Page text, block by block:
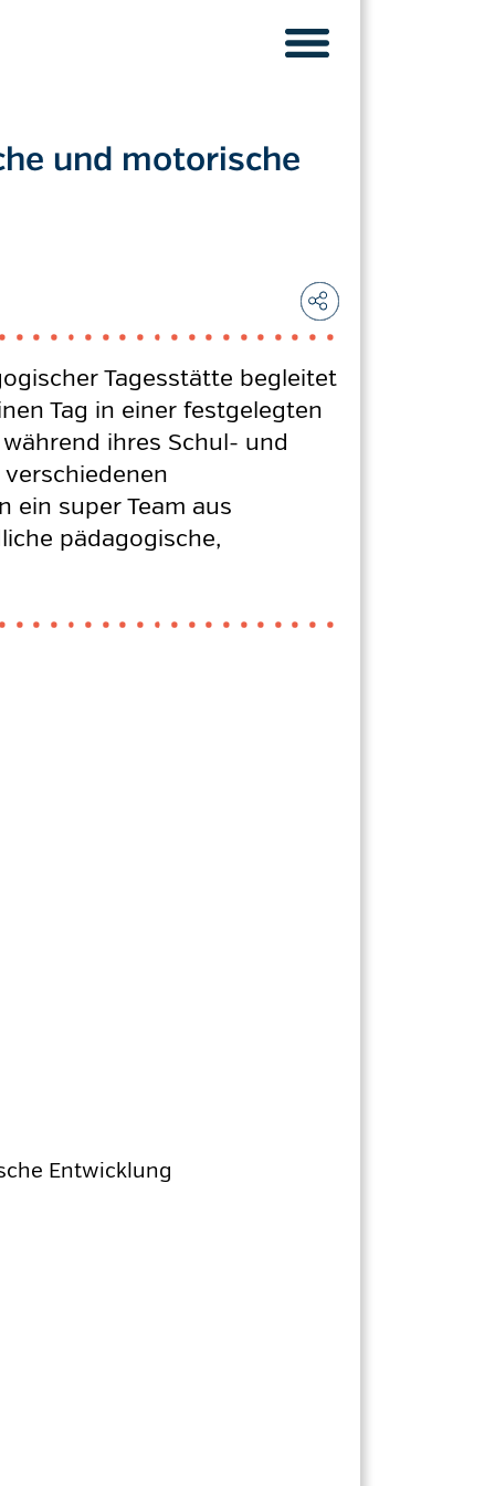
und motorische
Tagesstätte begleitet
Tag in einer festgelegten
ihres Schul- und
ein super Team aus
pädagogische,
Entwicklung